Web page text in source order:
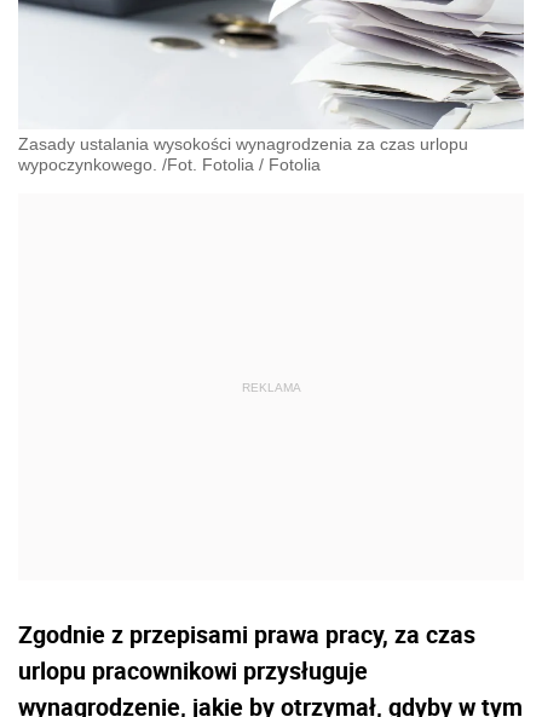
Zasady ustalania wysokości wynagrodzenia za czas urlopu
wypoczynkowego. /Fot. Fotolia / Fotolia
Zgodnie z przepisami prawa pracy, za czas
urlopu pracownikowi przysługuje
wynagrodzenie, jakie by otrzymał, gdyby w tym